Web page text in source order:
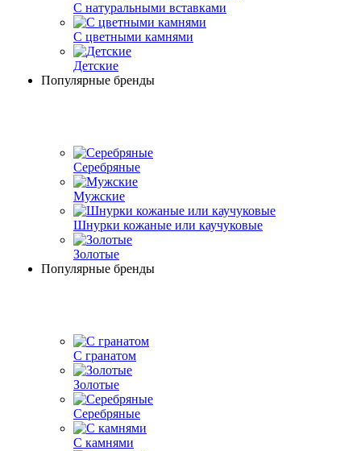
С натуральными вставками
С цветными камнями
Детские
Популярные бренды
Серебряные
Мужские
Шнурки кожаные или каучуковые
Золотые
Популярные бренды
С гранатом
Золотые
Серебряные
С камнями